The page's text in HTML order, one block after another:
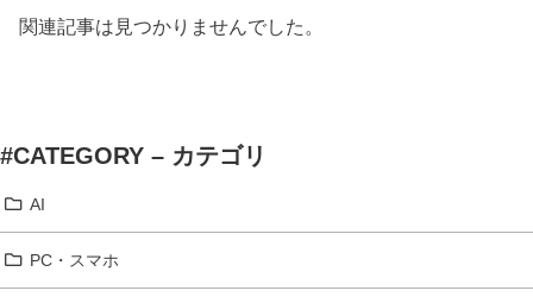
関連記事は見つかりませんでした。
#CATEGORY – カテゴリ
AI
PC・スマホ